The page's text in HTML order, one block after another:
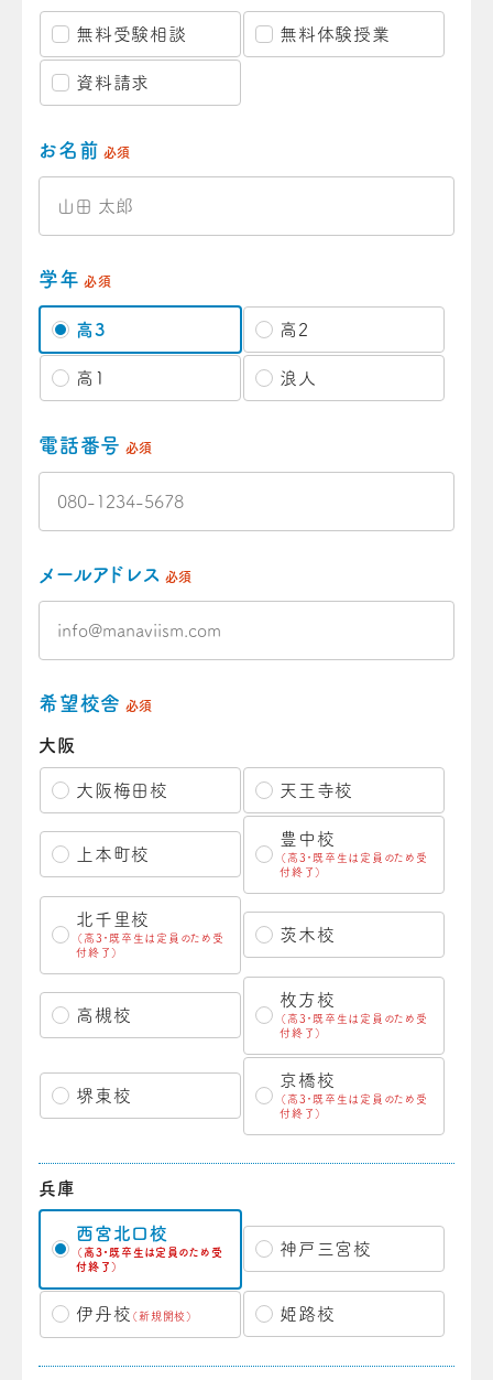
無料受験相談 無料体験授業
資料請求
お名前 必須
学年 必須
高3 高2
高1 浪人
電話番号 必須
メールアドレス 必須
希望校舎 必須
大阪
大阪梅田校 天王寺校
上本町校
豊中校
（高3・既卒生は定員のため受
付終了）
北千里校
（高3・既卒生は定員のため受
付終了）
茨木校
高槻校
枚方校
（高3・既卒生は定員のため受
付終了）
堺東校
京橋校
（高3・既卒生は定員のため受
付終了）
兵庫
西宮北口校
（高3・既卒生は定員のため受
付終了）
神戸三宮校
伊丹校 （新規開校） 姫路校